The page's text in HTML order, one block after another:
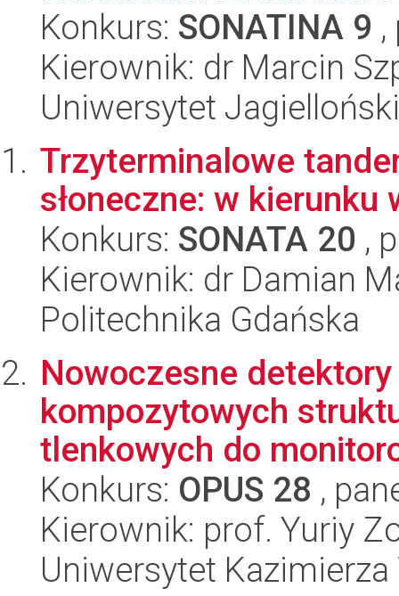
Konkurs: SONATINA 9
Kierownik: dr Marcin
Uniwersytet Jagielloński
Trzyterminalowe
słoneczne: w
Konkurs: SONATA 20 ,
Kierownik: dr Damian
Politechnika Gdańska
Nowoczesne
kompozytowych
tlenkowych do
Konkurs: OPUS 28 ,
Kierownik: prof. Yuriy
Uniwersytet